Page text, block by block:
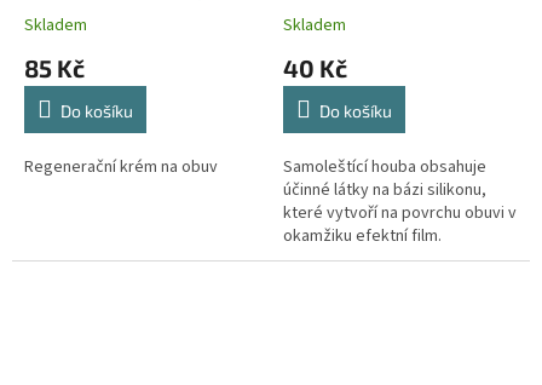
Skladem
85 Kč
Do košíku
Regenerační krém na obuv
Skladem
40 Kč
Do košíku
Samoleštící houba obsahuje
účinné látky na bázi silikonu,
které vytvoří na povrchu obuvi v
okamžiku efektní film.
Napomůže Vám pro rychlé